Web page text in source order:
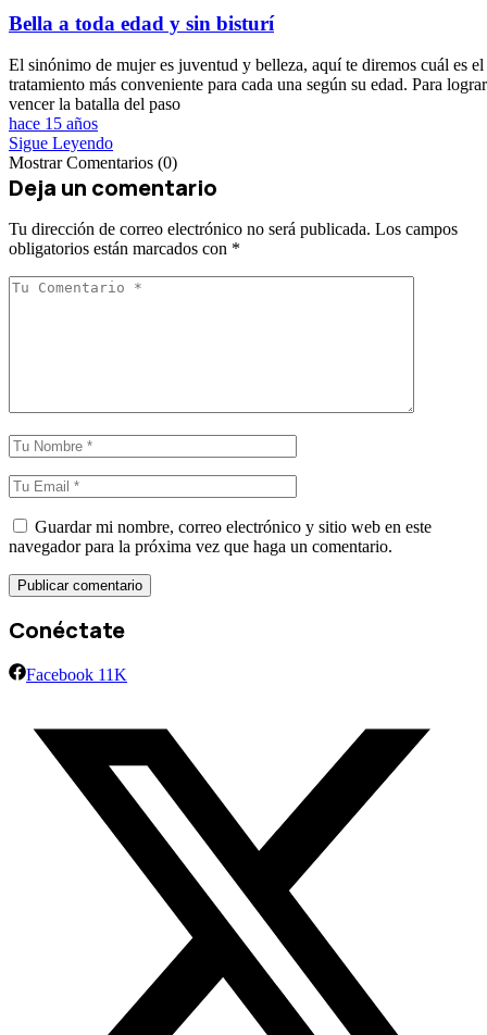
Bella a toda edad y sin bisturí
El sinónimo de mujer es juventud y belleza, aquí te diremos cuál es el
tratamiento más conveniente para cada una según su edad. Para lograr
vencer la batalla del paso
hace 15 años
Sigue Leyendo
Mostrar Comentarios (0)
Deja un comentario
Tu dirección de correo electrónico no será publicada. Los campos
obligatorios están marcados con *
Guardar mi nombre, correo electrónico y sitio web en este
navegador para la próxima vez que haga un comentario.
Conéctate
Facebook 11K